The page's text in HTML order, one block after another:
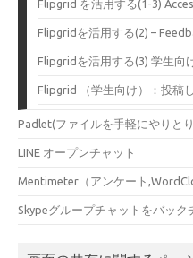
Flipgrid を活用する(1-3)
Flipgridを活用する(2) –
Flipgridを活用する(3) 学生向
Flipgrid （学生向け）：投稿
Padlet(ファイルを手軽にやりと
LINE オープンチャット
Mentimeter（アンケート
Skypeグループチャットをバック